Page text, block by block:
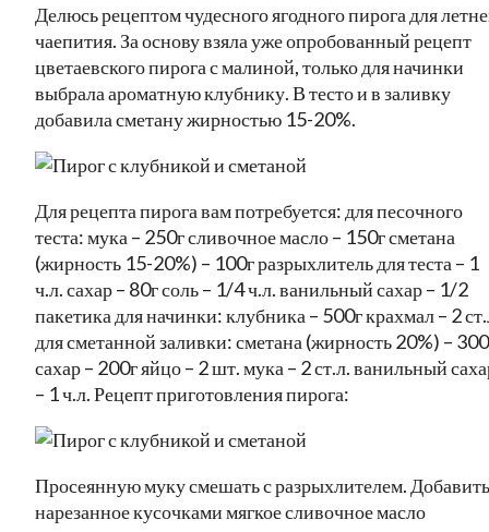
Делюсь рецептом чудесного ягодного пирога для
чаепития. За основу взяла уже опробованный рецепт
цветаевского пирога с малиной, только для начинки
выбрала ароматную клубнику. В тесто и в заливку
добавила сметану жирностью 15-20%.
Для рецепта пирога вам потребуется: для песочного
теста: мука – 250г сливочное масло – 150г сметана
(жирность 15-20%) – 100г разрыхлитель для теста – 1
ч.л. сахар – 80г соль – 1/4 ч.л. ванильный сахар – 1/2
пакетика для начинки: клубника – 500г крахмал – 2
для сметанной заливки: сметана (жирность 20%) –
сахар – 200г яйцо – 2 шт. мука – 2 ст.л. ванильный
– 1 ч.л. Рецепт приготовления пирога:
Просеянную муку смешать с разрыхлителем. Добавить
нарезанное кусочками мягкое сливочное масло